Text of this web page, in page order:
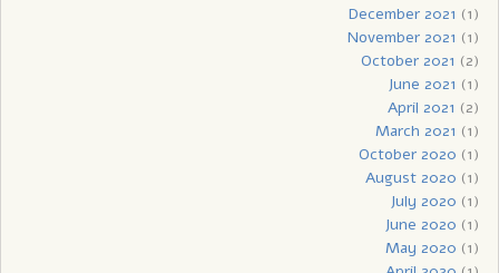
December 2021 (1)
November 2021 (1)
October 2021 (2)
June 2021 (1)
April 2021 (2)
March 2021 (1)
October 2020 (1)
August 2020 (1)
July 2020 (1)
June 2020 (1)
May 2020 (1)